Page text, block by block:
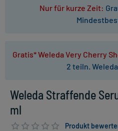
Nur für kurze Zeit:
Gratis* Weleda Very Cherry
2 teiln.
Weleda Straffende
ml
Produkt